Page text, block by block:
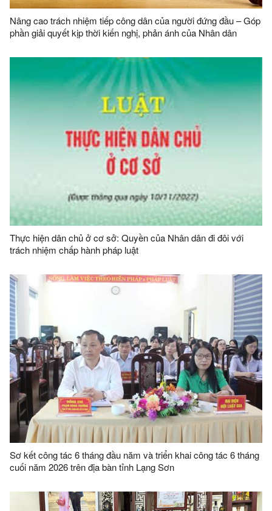
Nâng cao trách nhiệm tiếp công dân của người đứng đầu – Góp
phần giải quyết kịp thời kiến nghị, phản ánh của Nhân dân
Thực hiện dân chủ ở cơ sở: Quyền của Nhân dân đi đôi với
trách nhiệm chấp hành pháp luật
Sơ kết công tác 6 tháng đầu năm và triển khai công tác 6 tháng
cuối năm 2026 trên địa bàn tỉnh Lạng Sơn